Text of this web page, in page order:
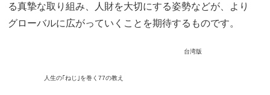
る真摯な取り組み、人財を大切にする姿勢などが、より
グローバルに広がっていくことを期待するものです。
台湾版
人生の｢ねじ｣を巻く77の教え